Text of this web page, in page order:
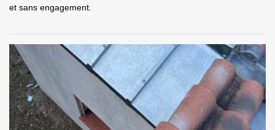
et sans engagement.